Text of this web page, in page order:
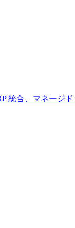
統合、マネージド